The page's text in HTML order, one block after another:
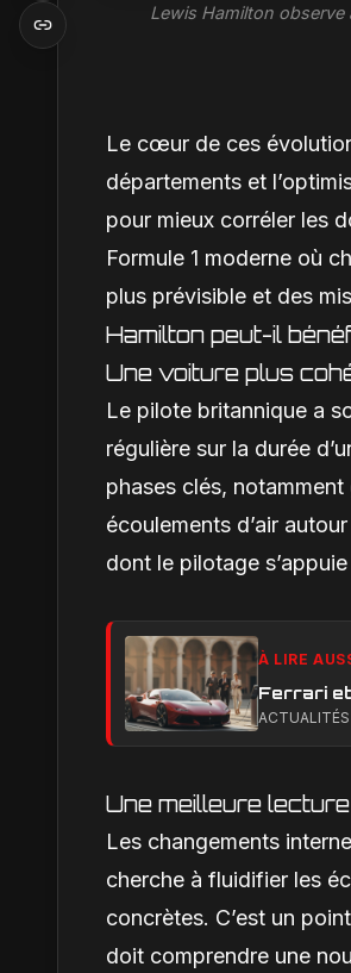
Lewis Hamilton observe
Le cœur de ces
départements et
pour mieux corréler les
Formule 1 moderne où
plus prévisible et des
Hamilton peut-il
Une voiture plus
Le pilote britannique a
régulière sur la durée
phases clés,
écoulements d’air
dont le pilotage
À LIRE
Ferrari
ACTUALITÉS
Une meilleure
Les changements
cherche à fluidifier les
concrètes. C’est un
doit comprendre une